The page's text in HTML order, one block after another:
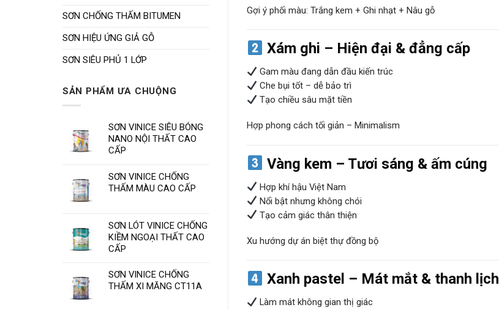
SƠN CHỐNG THẤM BITUMEN
SƠN HIỆU ỨNG GIẢ GỖ
SƠN SIÊU PHỦ 1 LỚP
SẢN PHẨM ƯA CHUỘNG
SƠN VINICE SIÊU BÓNG
NANO NỘI THẤT CAO
CẤP
SƠN VINICE CHỐNG
THẤM MÀU CAO CẤP
SƠN LÓT VINICE CHỐNG
KIỀM NGOẠI THẤT CAO
CẤP
SƠN VINICE CHỐNG
THẤM XI MĂNG CT11A
Gợi ý phối màu: Trắng kem + Ghi nhạt + Nâu gỗ
Xám ghi – Hiện đại & đẳng cấp
Gam màu đang dẫn đầu kiến trúc
Che bụi tốt – dễ bảo trì
Tạo chiều sâu mặt tiền
Hợp phong cách tối giản – Minimalism
Vàng kem – Tươi sáng & ấm cúng
Hợp khí hậu Việt Nam
Nổi bật nhưng không chói
Tạo cảm giác thân thiện
Xu hướng dự án biệt thự đồng bộ
Xanh pastel – Mát mắt & thanh lịch
Làm mát không gian thị giác